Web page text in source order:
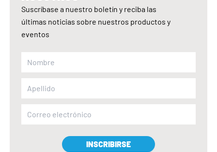
Suscríbase a nuestro boletín y reciba las
últimas noticias sobre nuestros productos y
eventos
INSCRIBIRSE